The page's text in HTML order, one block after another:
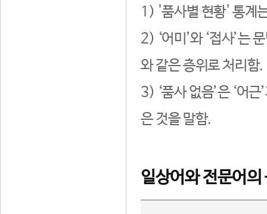
1) '품사별 현황' 통계
2) ‘어미’와 ‘접사’는
와 같은 층위로 처리함.
3) ‘품사 없음’은 ‘어
은 것을 말함.
일상어와 전문어의